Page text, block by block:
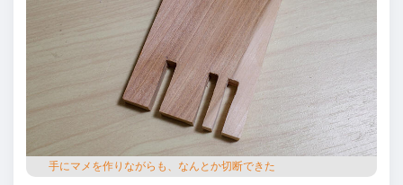
⼿にマメを作りながらも、なんとか切断できた